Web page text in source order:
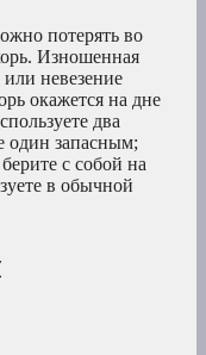
потерять во
Изношенная
невезение
окажется на дне
два
один запасным;
с собой на
в обычной